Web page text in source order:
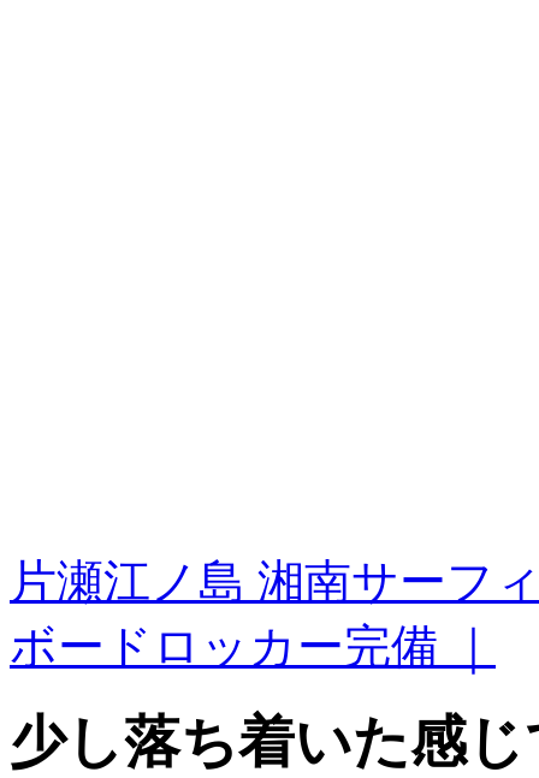
片瀬江ノ島 湘南サーフ
ボードロッカー完備 ｜
少し落ち着いた感